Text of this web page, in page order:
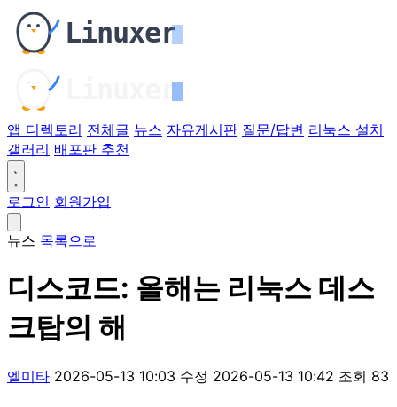
앱 디렉토리 전체글 뉴스 자유게시판 질문/답변 리눅스 설치
갤러리 배포판 추천
로그인 회원가입
뉴스 목록으로
디스코드: 올해는 리눅스 데스
크탑의 해
엘미타 2026-05-13 10:03 수정 2026-05-13 10:42 조회 83